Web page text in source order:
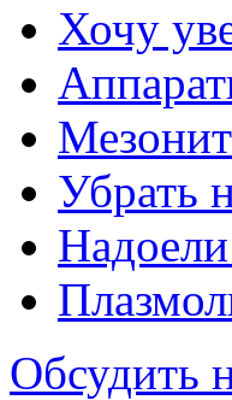
Хочу
Убрать
Обсудить